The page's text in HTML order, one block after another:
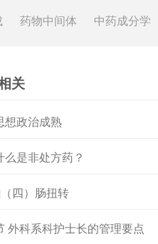
药物中间体 中药成分学
关
想政治成熟
么是非处方药？
四）肠扭转
外科系科护士长的管理要点